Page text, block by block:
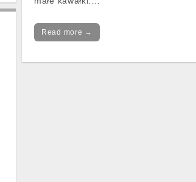
Read more →